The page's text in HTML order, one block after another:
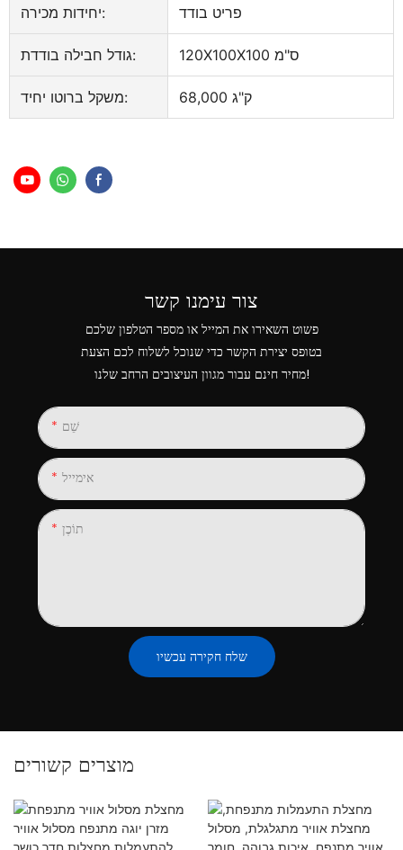
יחידות מכירה: פריט בודד
גודל חבילה בודדת: 120X100X100 ס"מ
משקל ברוטו יחיד: 68,000 ק"ג
צור עימנו קשר
פשוט השאירו את המייל או מספר הטלפון שלכם
בטופס יצירת הקשר כדי שנוכל לשלוח לכם הצעת
מחיר חינם עבור מגוון העיצובים הרחב שלנו!
שֵׁם
אימייל
תוֹכֶן
שלח חקירה עכשיו
מוצרים קשורים